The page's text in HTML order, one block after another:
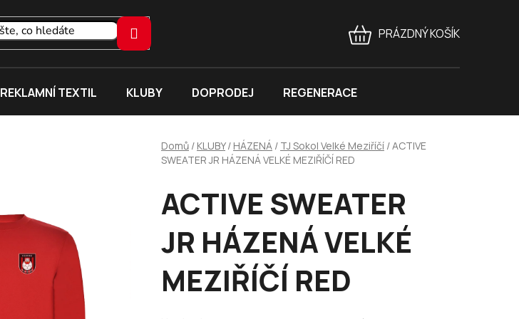
NÁKUPNÍ
KOŠÍK
PRÁZDNÝ KOŠÍK
REKLAMNÍ TEXTIL KLUBY DOPRODEJ REGENERACE
Domů / KLUBY / HÁZENÁ / TJ Sokol Velké Meziříčí /ACTIVE
SWEATER JR HÁZENÁ VELKÉ MEZIŘÍČÍ RED
ACTIVE SWEATER
JR HÁZENÁ VELKÉ
MEZIŘÍČÍ RED